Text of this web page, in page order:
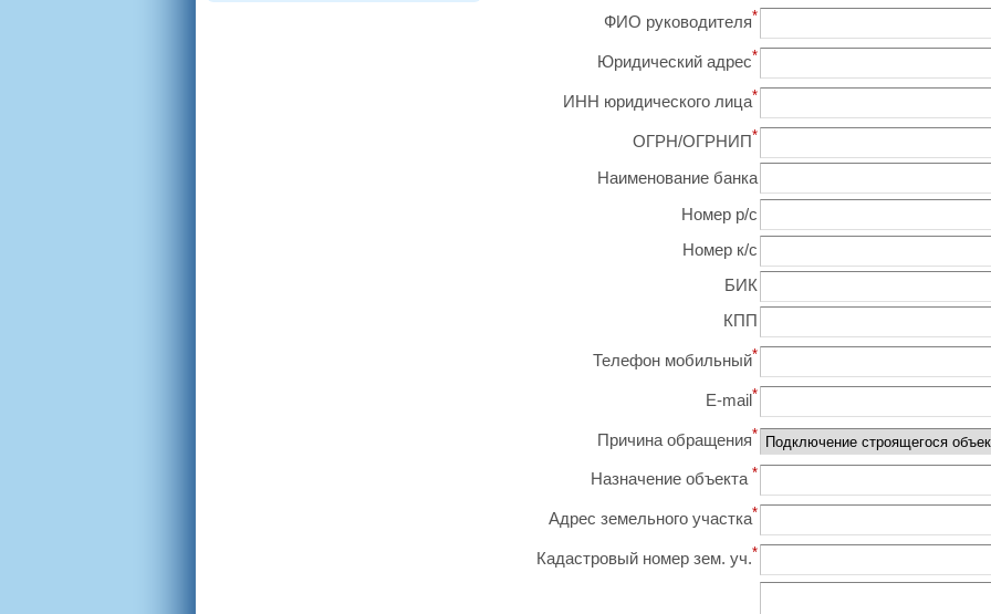
ФИО руководителя*
Юридический адрес*
ИНН юридического лица*
ОГРН/ОГРНИП*
Наименование банка
Номер р/с
Номер к/с
БИК
КПП
Телефон мобильный*
E-mail*
Причина обращения*
Назначение объекта *
Адрес земельного участка*
Кадастровый номер зем. уч.*